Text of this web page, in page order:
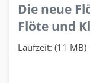
Die neue
Flöte und
Laufzeit: (11 MB)